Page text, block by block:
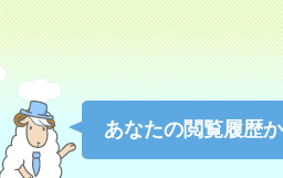
あなたの閲覧履歴